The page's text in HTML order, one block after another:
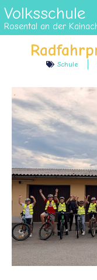
Volksschule
Rosental an der
Schule